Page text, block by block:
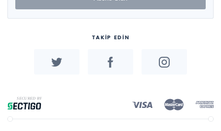
TAKİP EDİN